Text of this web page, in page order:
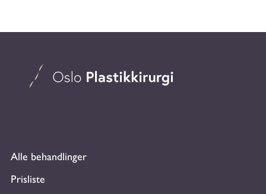
Alle behandlinger
Prisliste